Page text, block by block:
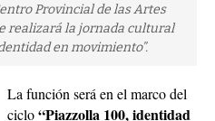
Provincial de las Artes
realizará la jornada cultural
en movimiento”.
La función será en el marco del
ciclo“Piazzolla 100, identidad